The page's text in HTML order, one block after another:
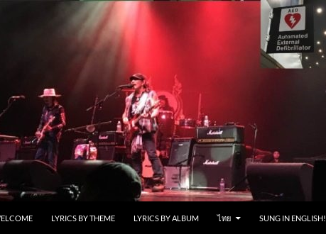
LYRICS BY THEME LYRICS BY ALBUM ไทย SUNG IN ENGLISH!